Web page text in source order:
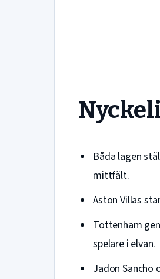
Båda lagen
mittfält.
Aston Villas
Tottenham
spelare i elvan.
Jadon Sancho